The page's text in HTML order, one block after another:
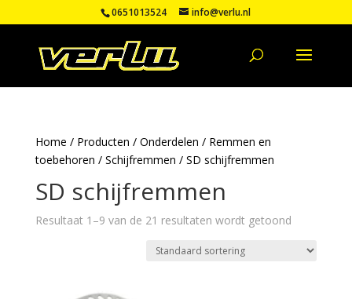
0651013524 info@verlu.nl
Home / Producten / Onderdelen / Remmen en
toebehoren / Schijfremmen / SD schijfremmen
SD schijfremmen
Resultaat 1–9 van de 21 resultaten wordt getoond